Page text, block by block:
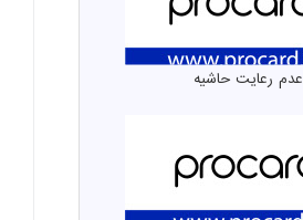
عدم رعایت حاشیه